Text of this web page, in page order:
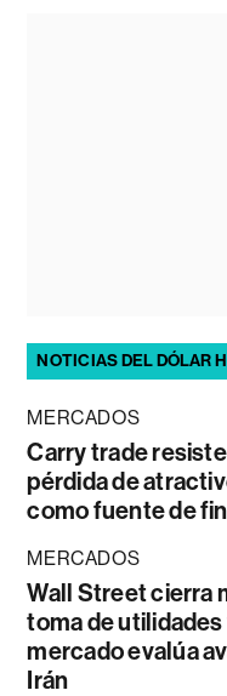
NOTICIAS DEL DÓLAR
MERCADOS
Carry trade
pérdida de
como fuente de
MERCADOS
Wall Street cierra
toma de
mercado evalúa
Irán